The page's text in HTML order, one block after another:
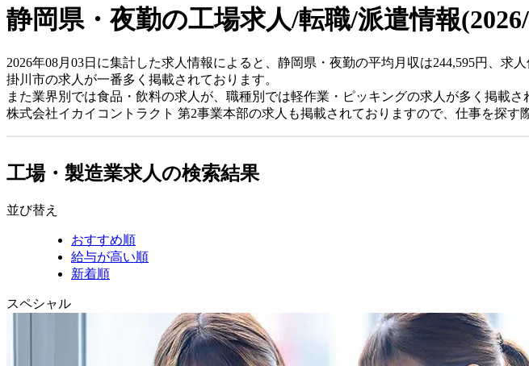
静岡県・夜勤の工場求人/転職/派遣情報
2026年08月03日に集計した求人情報によると、静岡県・夜勤の平均月収は244,595円、求
掛川市の求人が一番多く掲載されております。
また業界別では食品・飲料の求人が、職種別では軽作業・ピッキングの求人が多く掲載さ
株式会社イカイコントラクト 第2事業本部の求人も掲載されておりますので、仕事を探す
工場・製造業求人の検索結果
並び替え
おすすめ順
給与が高い順
新着順
スペシャル